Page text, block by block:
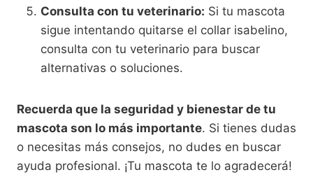
Consulta con tu veterinario: Si tu mascota
sigue intentando quitarse el collar isabelino,
consulta con tu veterinario para buscar
alternativas o soluciones.
Recuerda que la seguridad y bienestar de tu
mascota son lo más importante. Si tienes dudas
o necesitas más consejos, no dudes en buscar
ayuda profesional. ¡Tu mascota te lo agradecerá!